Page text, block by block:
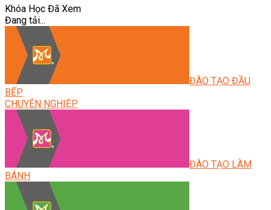
Khóa Học Đã Xem
Đang tải...
ĐÀO TẠO ĐẦU
BẾP
CHUYÊN NGHIỆP
ĐÀO TẠO LÀM
BÁNH